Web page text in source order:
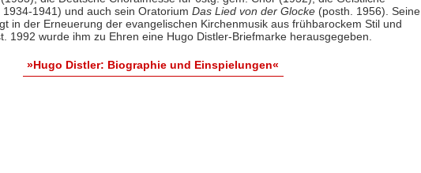
1941) und auch sein Oratorium Das Lied von der Glocke(posth. 1956). Seine
in der Erneuerung der evangelischen Kirchenmusik aus frühbarockem Stil und
1992 wurde ihm zu Ehren eine Hugo Distler-Briefmarke herausgegeben.
»Hugo Distler: Biographie und Einspielungen«